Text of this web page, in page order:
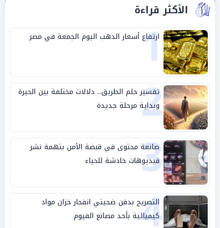
الأكثر قراءة
1
ارتفاع أسعار الذهب اليوم الجمعة في مصر
2
تفسير حلم الطريق.. دلالات مختلفة بين الحيرة
وبداية مرحلة جديدة
3
صانعة محتوى في قبضة الأمن بتهمة نشر
فيديوهات خادشة للحياء
4
التصريح بدفن ضحيتي انفجار خزان مواد
كيميائية بأحد مصانع الفيوم